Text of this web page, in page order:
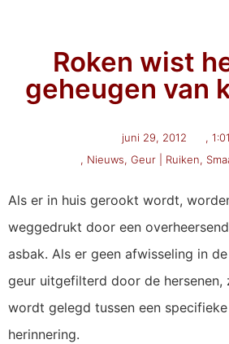
Roken wist
geheugen van
juni 29, 2012 ,
, Nieuws, Geur | Ruiken,
Als er in huis gerookt wordt,
weggedrukt door een
asbak. Als er geen afwisseling in
geur uitgefilterd door de hersenen,
wordt gelegd tussen een
herinnering.